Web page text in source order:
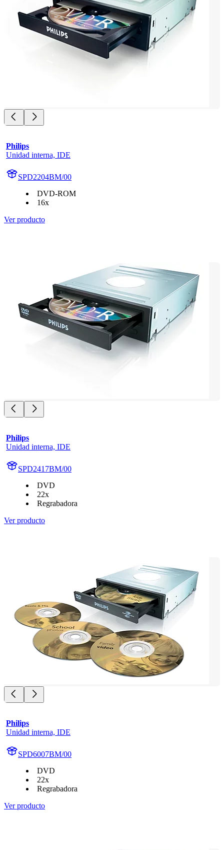
Philips
Unidad interna, IDE
SPD2204BM/00
DVD-ROM
16x
Ver producto
Philips
Unidad interna, IDE
SPD2417BM/00
DVD
22x
Regrabadora
Ver producto
Philips
Unidad interna, IDE
SPD6007BM/00
DVD
22x
Regrabadora
Ver producto